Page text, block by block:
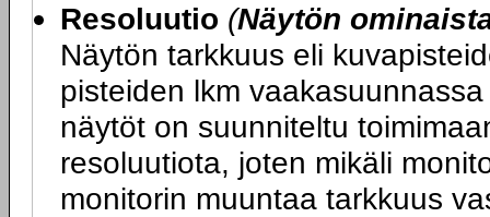
Resoluutio (Näytön
Näytön tarkkuus eli
pisteiden lkm
näytöt on suunniteltu
resoluutiota, joten mikäli
monitorin muuntaa tarkkuus